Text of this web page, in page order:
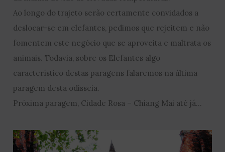
Ao longo do trajeto serão certamente convidados a
deslocar-se em elefantes, pedimos que rejeitem e não
fomentem este negócio que se aproveita e maltrata os
animais. Todavia, sobre os Elefantes algo
característico destas paragens falaremos na última
paragem desta odisseia.
Próxima paragem, Cidade Rosa – Chiang Mai até já…